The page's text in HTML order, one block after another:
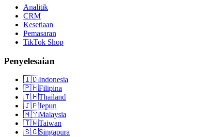
Analitik
CRM
Kesetiaan
Pemasaran
TikTok Shop
Penyelesaian
🇮🇩Indonesia
🇵🇭Filipina
🇹🇭Thailand
🇯🇵Jepun
🇲🇾Malaysia
🇹🇼Taiwan
🇸🇬Singapura